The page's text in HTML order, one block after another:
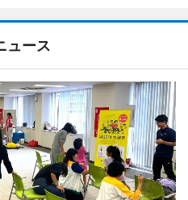
ュース